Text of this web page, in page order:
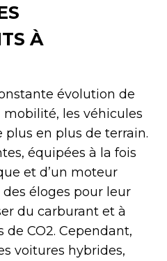
À
évolution de
mobilité, les véhicules
en plus de terrain.
équipées à la fois
et d’un moteur
éloges pour leur
du carburant et à
CO2. Cependant,
voitures hybrides,